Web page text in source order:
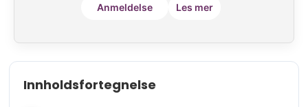
Anmeldelse Les mer
Innholdsfortegnelse